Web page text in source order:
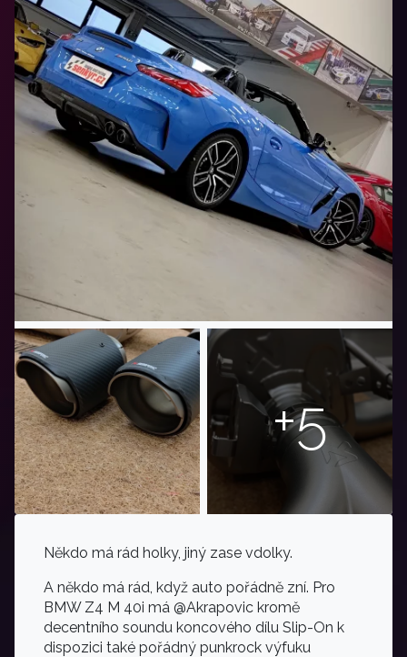
+5
Někdo má rád holky, jiný zase vdolky.
A někdo má rád, když auto pořádně zní. Pro
BMW Z4 M 40i má @Akrapovic kromě
decentního soundu koncového dílu Slip-On k
dispozici také pořádný punkrock výfuku